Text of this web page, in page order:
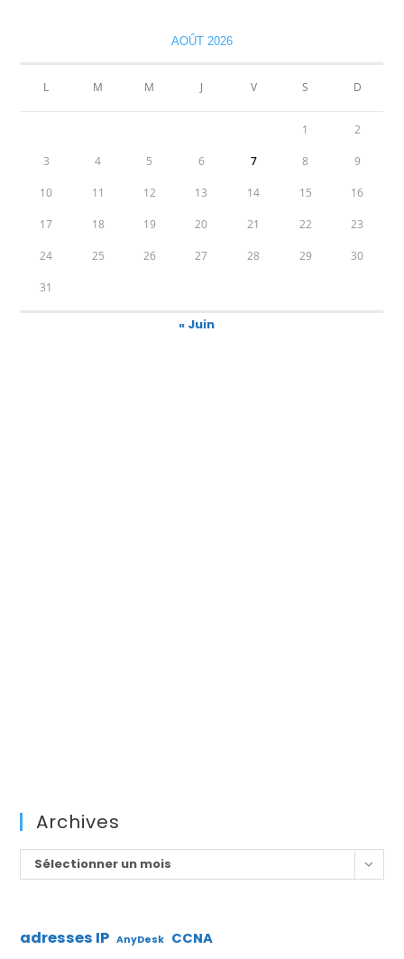
AOÛT 2026
L M M J V S D
1 2
3 4 5 6 7 8 9
10 11 12 13 14 15 16
17 18 19 20 21 22 23
24 25 26 27 28 29 30
31
« Juin
Archives
Archives
Sélectionner un mois
adresses IP AnyDesk CCNA